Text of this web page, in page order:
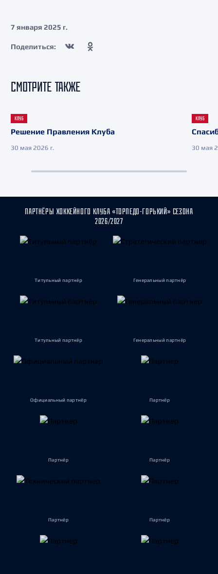
7 января 2025 г.
Поделиться:
СМОТРИТЕ ТАКЖЕ
КЛУБ
Решение Правления Клуба
30 мая 2026 г.
КЛУБ
30 мая
ПАРТНЁРЫ ХОККЕЙНОГО КЛУБА «ТОРПЕДО-ГОРЬКИЙ» СЕЗОНА
2026/2027
Титульный партнёр Генеральный партнёр
Титульный партнёр Генеральный партнёр
Официальный партнёр Партнёр
Партнёр Партнёр
Партнёр Партнёр